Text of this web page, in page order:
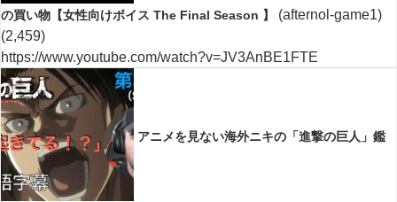
の買い物【女性向けボイス The Final Season 】
(afternol-game1)
(2,459)
https://www.youtube.com/watch?v=JV3AnBE1FTE
アニメを見ない海外ニキの「進撃の巨人」鑑